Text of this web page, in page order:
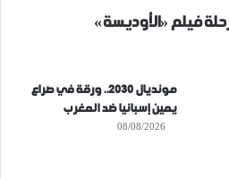
فيلم «الأوديسة»
مونديال 2030.. ورقة في صراع
يمين إسبانيا ضد المغرب
08/08/2026